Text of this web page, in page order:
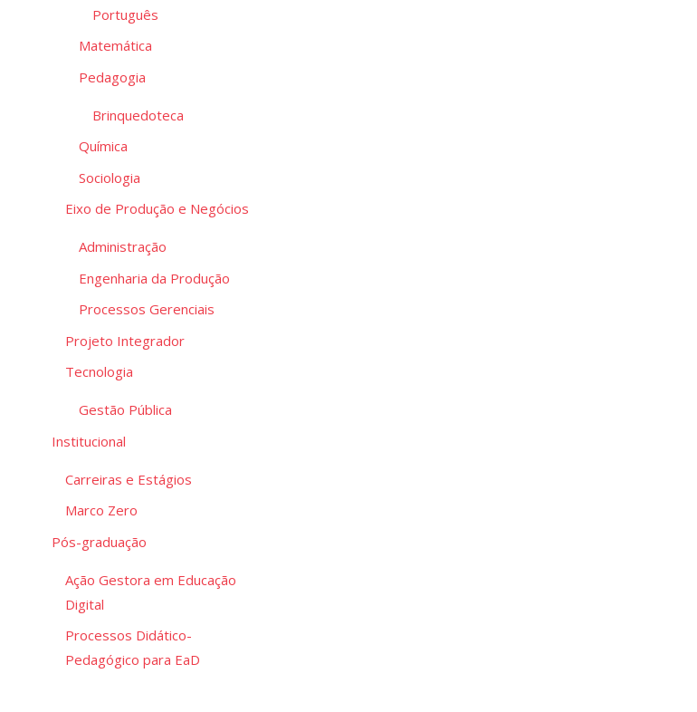
Português
Matemática
Pedagogia
Brinquedoteca
Química
Sociologia
Eixo de Produção e Negócios
Administração
Engenharia da Produção
Processos Gerenciais
Projeto Integrador
Tecnologia
Gestão Pública
Institucional
Carreiras e Estágios
Marco Zero
Pós-graduação
Ação Gestora em Educação
Digital
Processos Didático-
Pedagógico para EaD